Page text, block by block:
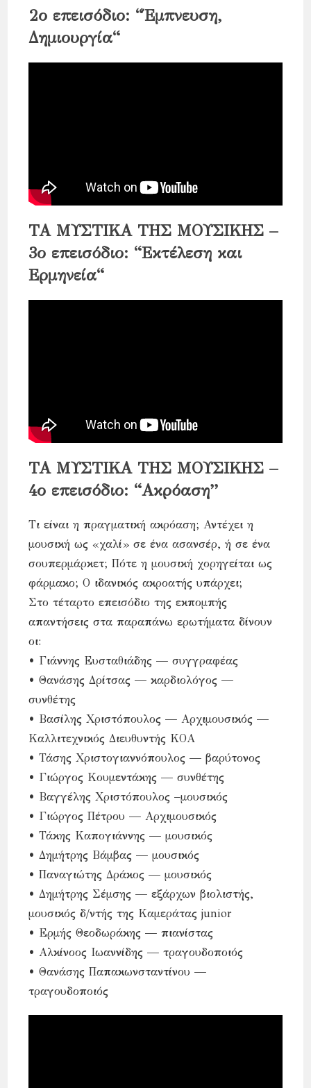
2ο επεισόδιο: “Έμπνευση,
Δημιουργία“
ΤΑ ΜΥΣΤΙΚΑ ΤΗΣ ΜΟΥΣΙΚΗΣ –
3ο επεισόδιο: “Εκτέλεση και
Ερμηνεία“
ΤΑ ΜΥΣΤΙΚΑ ΤΗΣ ΜΟΥΣΙΚΗΣ –
4ο επεισόδιο: “Ακρόαση”
Τι είναι η πραγματική ακρόαση; Αντέχει η
μουσική ως «χαλί» σε ένα ασανσέρ, ή σε ένα
σουπερμάρκετ; Πότε η μουσική χορηγείται ως
φάρμακο; Ο ιδανικός ακροατής υπάρχει;
Στο τέταρτο επεισόδιο της εκπομπής
απαντήσεις στα παραπάνω ερωτήματα δίνουν
οι:
• Γιάννης Ευσταθιάδης — συγγραφέας
• Θανάσης Δρίτσας — καρδιολόγος —
συνθέτης
• Βασίλης Χριστόπουλος — Αρχιμουσικός —
Καλλιτεχνικός Διευθυντής ΚΟΑ
• Τάσης Χριστογιαννόπουλος — βαρύτονος
• Γιώργος Κουμεντάκης — συνθέτης
• Βαγγέλης Χριστόπουλος –μουσικός
• Γιώργος Πέτρου — Αρχιμουσικός
• Τάκης Καπογιάννης — μουσικός
• Δημήτρης Βάμβας — μουσικός
• Παναγιώτης Δράκος — μουσικός
• Δημήτρης Σέμσης — εξάρχων βιολιστής,
μουσικός δ/ντής της Καμεράτας junior
• Ερμής Θεοδωράκης — πιανίστας
• Αλκίνοος Ιωαννίδης — τραγουδοποιός
• Θανάσης Παπακωνσταντίνου —
τραγουδοποιός